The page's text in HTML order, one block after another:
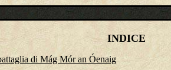
INDICE
di Mág Mór an Óenaig